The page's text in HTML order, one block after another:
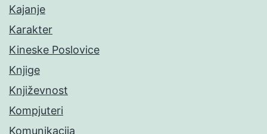
Kajanje
Karakter
Kineske Poslovice
Knjige
Književnost
Kompjuteri
Komunikacija